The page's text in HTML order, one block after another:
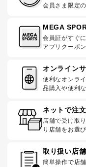
会員さま限定
MEGA
会員証がすぐ
アプリクーポ
オンライン
便利なオンラ
品購入や便利
ネットで注
店舗で受け取
り店舗をお選
取り扱い店
簡単操作で店